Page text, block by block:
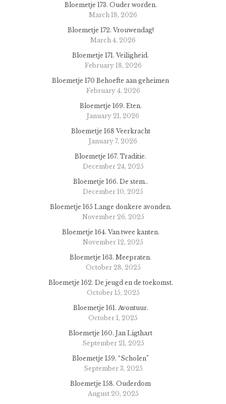
Bloemetje 173. Ouder worden.
March 18, 2026
Bloemetje 172. Vrouwendag!
March 4, 2026
Bloemetje 171. Veiligheid.
February 18, 2026
Bloemetje 170 Behoefte aan geheimen
February 4, 2026
Bloemetje 169. Eten.
January 21, 2026
Bloemetje 168 Veerkracht
January 7, 2026
Bloemetje 167. Traditie.
December 24, 2025
Bloemetje 166. De stem..
December 10, 2025
Bloemetje 165 Lange donkere avonden.
November 26, 2025
Bloemetje 164. Van twee kanten.
November 12, 2025
Bloemetje 163. Meepraten.
October 28, 2025
Bloemetje 162. De jeugd en de toekomst.
October 15, 2025
Bloemetje 161. Avontuur.
October 1, 2025
Bloemetje 160. Jan Ligthart
September 21, 2025
Bloemetje 159. “Scholen”
September 3, 2025
Bloemetje 158. Ouderdom
August 20, 2025